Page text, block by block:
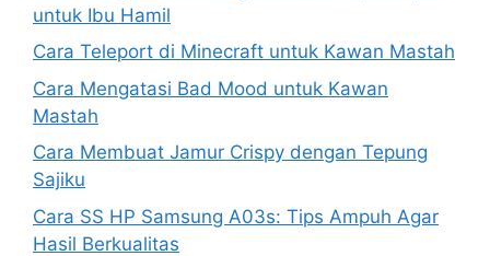
untuk Ibu Hamil
Cara Teleport di Minecraft untuk Kawan Mastah
Cara Mengatasi Bad Mood untuk Kawan
Mastah
Cara Membuat Jamur Crispy dengan Tepung
Sajiku
Cara SS HP Samsung A03s: Tips Ampuh Agar
Hasil Berkualitas